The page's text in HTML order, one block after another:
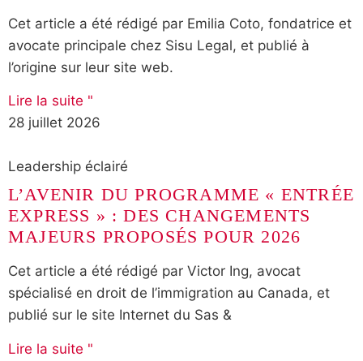
Cet article a été rédigé par Emilia Coto, fondatrice et
avocate principale chez Sisu Legal, et publié à
l’origine sur leur site web.
Lire la suite "
28 juillet 2026
Leadership éclairé
L’AVENIR DU PROGRAMME « ENTRÉE
EXPRESS » : DES CHANGEMENTS
MAJEURS PROPOSÉS POUR 2026
Cet article a été rédigé par Victor Ing, avocat
spécialisé en droit de l’immigration au Canada, et
publié sur le site Internet du Sas &
Lire la suite "